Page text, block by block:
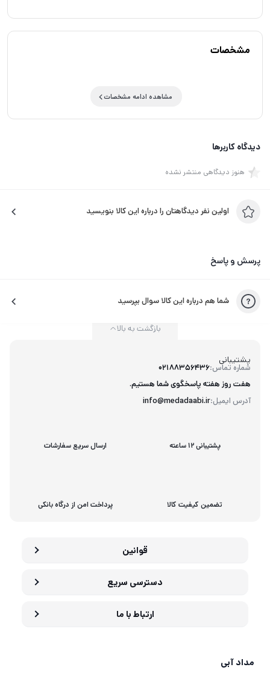
مشخصات
مشاهده ادامه مشخصات
دیدگاه کاربرها
هنوز دیدگاهی منتشر نشده
اولین نفر دیدگاهتان را درباره این کالا بنویسید
پرسش و پاسخ
شما هم درباره این کالا سوال بپرسید
پشتیبانی
شماره تماس:02188356436
آدرس ایمیل:info@medadaabi.ir
هفت روز هفته پاسخگوی شما هستیم.
بازگشت به بالا
پشتیبانی 12 ساعته ارسال سریع سفارشات
تضمین کیفیت کالا پرداخت امن از درگاه بانکی
قوانین
دسترسی سریع
ارتباط با ما
مداد آبی